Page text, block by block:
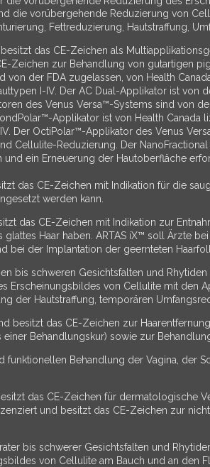
die vorübergehende Reduzierung von
Fettreduzierung, Hautstraffung,
das CE-Zeichen als
Zeichen zur Behandlung von gutartigen
der FDA zugelassen, von Health
I-IV. Der AC Dual-Applikator ist
des Venus Versa™-Systems sind von
Applikator ist von Health
Der OctiPolar™-Applikator des Venus
Cellulite-Reduzierung. Der
ein Erneuerung der Hautoberfläche
das CE-Zeichen mit Indikation für die
werden kann.
das CE-Zeichen mit Indikation zur
Haar haben. ARTAS iX™ soll Ärzte
bei der Implantation der geernteten
bis schweren Gesichtsfalten und
von Cellulite mit den
der Hautstraffung, temporären
besitzt das CE-Zeichen zur
Behandlungskur) sowie zur
Behandlung der Vagina, der
das CE-Zeichen für dermatologische
und besitzt das CE-Zeichen zur
bis schwerer Gesichtsfalten und
von Cellulite am Bauch und an